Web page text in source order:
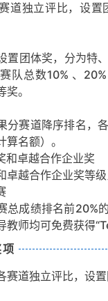
道独立评比，设
置团体奖，分为特
队总数10% 、
。
分赛道降序排名，
名额）。
和卓越合作企业奖
卓越合作企业奖等
总成绩排名前20%
教师均可免费获得
赛道独立评比，设